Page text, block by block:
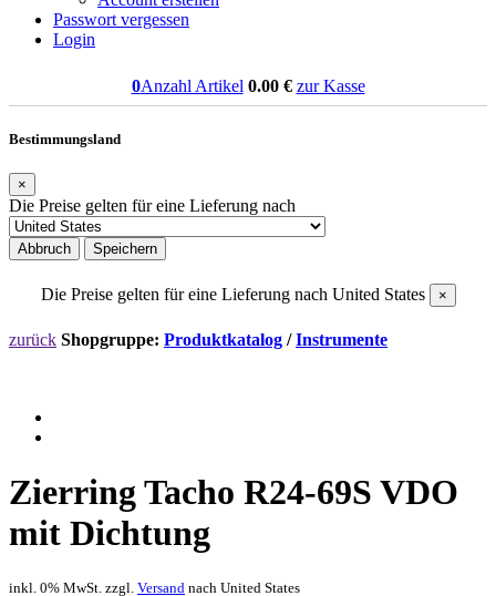
Passwort vergessen
Login
0Anzahl Artikel 0.00€ zur Kasse
Bestimmungsland
×
Die Preise gelten für eine Lieferung nach
Abbruch Speichern
Die Preise gelten für eine Lieferung nach United States ×
zurück Shopgruppe: Produktkatalog /Instrumente
Zierring Tacho R24-69S VDO
mit Dichtung
inkl. 0% MwSt. zzgl. Versand nach United States